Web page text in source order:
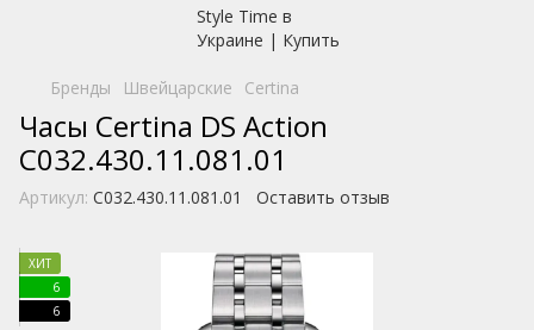
Бренды Швейцарские Certina
Часы Certina DS Action
C032.430.11.081.01
Артикул: C032.430.11.081.01 Оставить отзыв
ХИТ
6
6